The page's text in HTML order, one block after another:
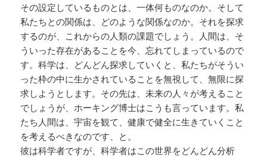
その設定しているものとは、一体何ものなのか。そして
私たちとの関係は、どのような関係なのか。それを探求
するのが、これからの人類の課題でしょう。人間は、そ
ういった存在があることを今、忘れてしまっているので
す。科学は、どんどん探求していくと、私たちがそうい
った枠の中に生かされていることを無視して、無限に探
求しようとします。その先は、未来の人々が考えること
でしょうが、ホーキング博士はこうも言っています。私
たち人間は、宇宙を観て、健康で健全に生きていくこと
を考えるべきなのです、と。
彼は科学者ですが、科学者はこの世界をどんどん分析